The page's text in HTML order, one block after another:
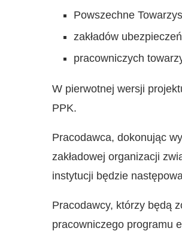
Powszechne
zakładów
pracowniczych
W pierwotnej wersji
PPK.
Pracodawca, dokonując
zakładowej organizacji
instytucji będzie
Pracodawcy, którzy będą
pracowniczego programu